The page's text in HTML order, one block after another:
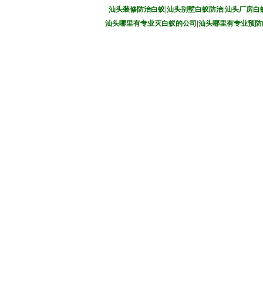
汕头装修防治白蚁| 汕头别墅白蚁防治|汕头厂房白
汕头哪里有专业灭白蚁的公司 汕头哪里有专业预